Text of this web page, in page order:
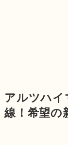
アルツハイ
線！希望の